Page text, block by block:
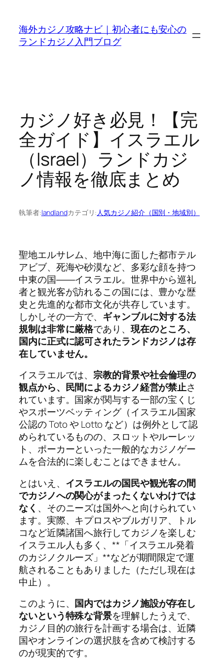
海外カジノ攻略ナビ｜初心者にも安心の
ランドカジノ入門ブログ
カジノ好き必見！【完
全ガイド】イスラエル
（Israel）ランドカジ
ノ情報を徹底まとめ
執筆者:landlandカテゴリ:人気カジノ紹介（国別・地域別）
聖地エルサレム、地中海に面した都市テル
アビブ、死海や砂漠など、多彩な顔を持つ
中東の国――イスラエル。世界中から巡礼
者と観光客が訪れるこの国には、豊かな歴
史と先進的な都市文化が共存しています。
しかしその一方で、 ギャンブルに対する法
規制は非常に厳格であり、 現在のところ、
国内に正式に認可されたランドカジノは存
在していません。
イスラエルでは、宗教的背景や社会倫理の
観点から、民間によるカジノ経営が禁止さ
れています。国家が関与する一部の宝くじ
やスポーツベッティング（イスラエル国家
公認の Toto や Lotto など）は例外として認
められているものの、スロットやルーレッ
ト、ポーカーといった一般的なカジノゲー
ムを合法的に楽しむことはできません。
とはいえ、 イスラエルの国民や観光客の間
でカジノへの関心がまったくないわけでは
なく 、そのニーズは国外へと向けられてい
ます。実際、キプロスやブルガリア、トル
コなど近隣諸国へ旅行してカジノを楽しむ
イスラエル人も多く、**「イスラエル発着
のカジノクルーズ」**などが期間限定で運
航されることもありました（ただし現在は
中止）。
このように、 国内ではカジノ施設が存在し
ないという特殊な背景を理解したうえで、
カジノ目的の旅行を計画する場合は、近隣
国やオンラインの選択肢を含めて検討する
のが現実的です。